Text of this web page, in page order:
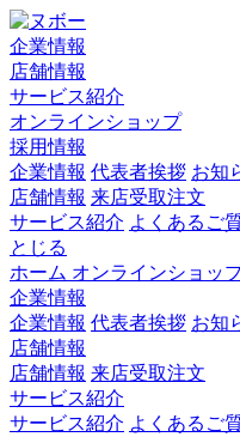
企業情報
店舗情報
サービス紹介
オンラインショップ
採用情報
企業情報 代表者挨拶 お知
店舗情報 来店受取注文
サービス紹介 よくあるご
とじる
ホーム オンラインショッ
企業情報
企業情報 代表者挨拶 お知
店舗情報
店舗情報 来店受取注文
サービス紹介
サービス紹介 よくあるご